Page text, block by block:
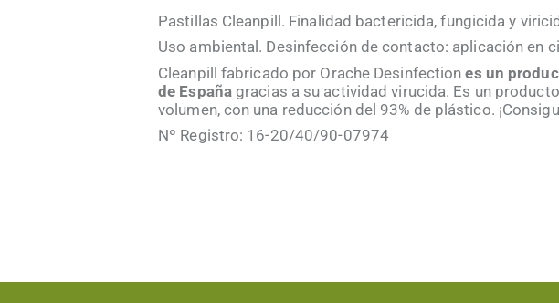
Pastillas Cleanpill. Finalidad bactericida, fungicida y
Uso ambiental. Desinfección de contacto: aplicación en
Cleanpill fabricado por Orache Desinfectiones un
de Españagracias a su actividad virucida. Es un
volumen, con una reducción del 93% de plástico.
Nº Registro: 16-20/40/90-07974